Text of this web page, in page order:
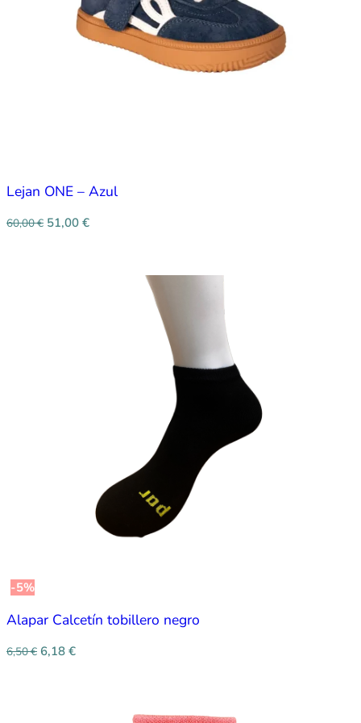
Lejan ONE – Azul
60,00€ 51,00 €
-5%
Alapar Calcetín tobillero negro
6,50€ 6,18 €